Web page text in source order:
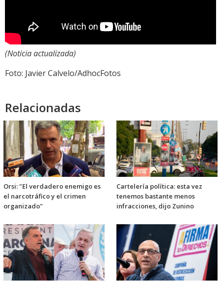
(Noticia actualizada)
Foto: Javier Calvelo/AdhocFotos
Relacionadas
Orsi: "El verdadero enemigo es
el narcotráfico y el crimen
organizado"
Cartelería política: esta vez
tenemos bastante menos
infracciones, dijo Zunino